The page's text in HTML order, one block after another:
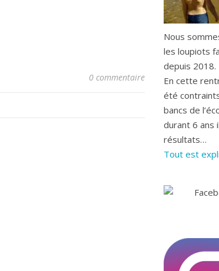
0 commentaire
Nous
les loupiots
depuis 2018.
En cette
été
bancs de
durant 6 ans
résultats…
Tout est